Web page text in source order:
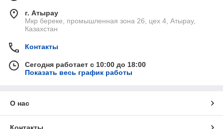
г. Атырау
Мкр береке, промышленная зона 26, цех 4, Атырау,
Казахстан
Контакты
Сегодня работает с 10:00 до 18:00
Показать весь график работы
О нас